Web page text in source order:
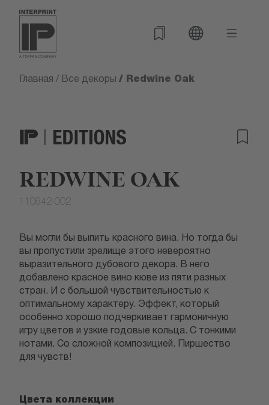
Главная / Все декоры / Redwine Oak
REDWINE OAK
110642-002
Вы могли бы выпить красного вина. Но тогда бы
вы пропустили зрелище этого невероятно
выразительного дубового декора. В него
добавлено красное вино кюве из пяти разных
стран. И с большой чувствительностью к
оптимальному характеру. Эффект, который
особенно хорошо подчеркивает гармоничную
игру цветов и узкие годовые кольца. С тонкими
нотами. Со сложной композицией. Пиршество
для чувств!
Цвета коллекции